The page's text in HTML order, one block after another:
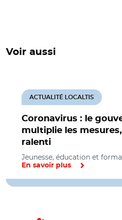
Voir aussi
Coronavirus : le
multiplie les
ralenti
ACTUALITÉ LOCALTIS
Jeunesse, éducation et
En savoir plus